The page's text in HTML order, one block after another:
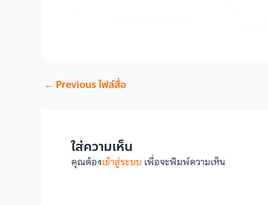
← Previous ไฟล์สื่อ
ใส่ความเห็น
คุณต้องเข้าสู่ระบบ เพื่อจะพิมพ์ความเห็น